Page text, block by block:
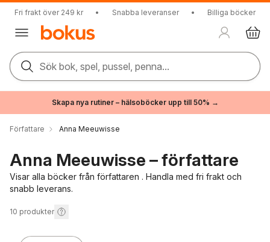
Fri frakt över 249 kr • Snabba leveranser • Billiga böcker
Sök bok, spel, pussel, penna...
Skapa nya rutiner – hälsoböcker upp till 50% →
Författare Anna Meeuwisse
Anna Meeuwisse – författare
Visar alla böcker från författaren . Handla med fri frakt och
snabb leverans.
10 produkter